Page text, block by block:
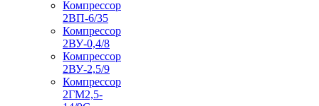
Компрессор
2ВП-6/35
Компрессор
2ВУ-0,4/8
Компрессор
2ВУ-2,5/9
Компрессор
2ГМ2,5-